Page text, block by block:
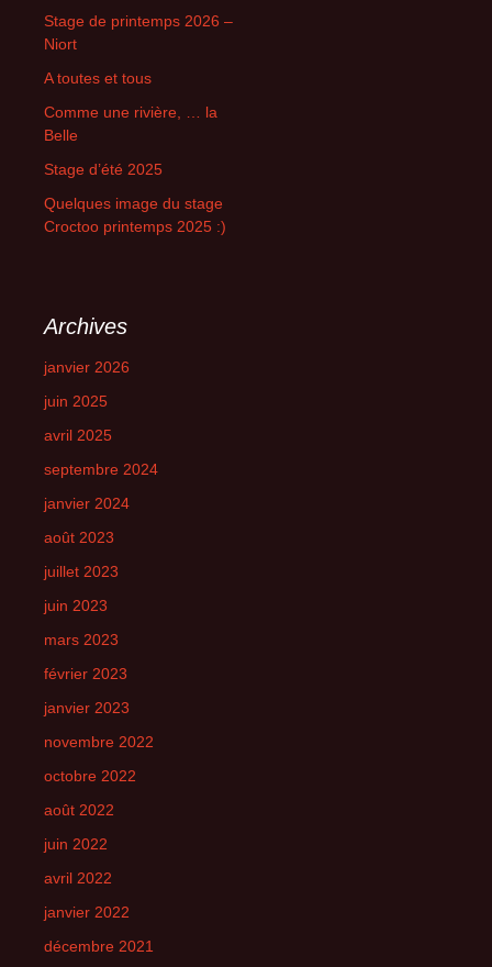
Stage de printemps 2026 –
Niort
A toutes et tous
Comme une rivière, … la
Belle
Stage d’été 2025
Quelques image du stage
Croctoo printemps 2025 :)
Archives
janvier 2026
juin 2025
avril 2025
septembre 2024
janvier 2024
août 2023
juillet 2023
juin 2023
mars 2023
février 2023
janvier 2023
novembre 2022
octobre 2022
août 2022
juin 2022
avril 2022
janvier 2022
décembre 2021